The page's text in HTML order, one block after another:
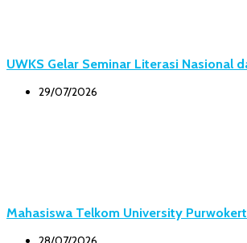
UWKS Gelar Seminar Literasi Nasional
29/07/2026
Mahasiswa Telkom University